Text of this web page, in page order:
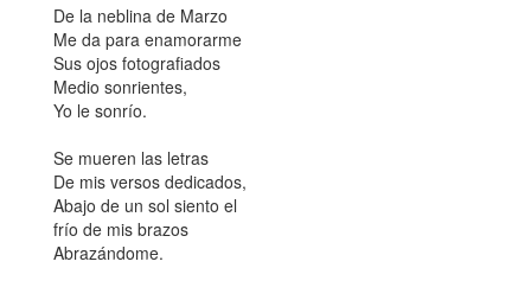
De la neblina de Marzo
Me da para enamorarme
Sus ojos fotografiados
Medio sonrientes,
Yo le sonrío.
Se mueren las letras
De mis versos dedicados,
Abajo de un sol siento el
frío de mis brazos
Abrazándome.